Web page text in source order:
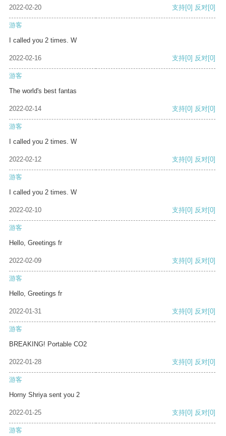
2022-02-20 支持[0] 反对[0]
游客
I called you 2 times. W
2022-02-16 支持[0] 反对[0]
游客
The world's best fantas
2022-02-14 支持[0] 反对[0]
游客
I called you 2 times. W
2022-02-12 支持[0] 反对[0]
游客
I called you 2 times. W
2022-02-10 支持[0] 反对[0]
游客
Hello, Greetings fr
2022-02-09 支持[0] 反对[0]
游客
Hello, Greetings fr
2022-01-31 支持[0] 反对[0]
游客
BREAKING! Portable CO2
2022-01-28 支持[0] 反对[0]
游客
Horny Shriya sent you 2
2022-01-25 支持[0] 反对[0]
游客